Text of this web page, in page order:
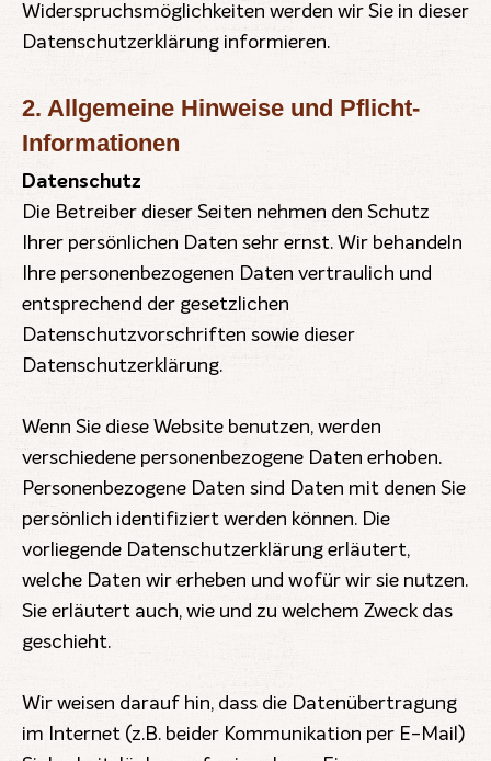
Widerspruchsmöglichkeiten werden wir Sie in dieser
Datenschutzerklärung informieren.
2. Allgemeine Hinweise und Pflicht-
Informationen
Datenschutz
Die Betreiber dieser Seiten nehmen den Schutz
Ihrer persönlichen Daten sehr ernst. Wir behandeln
Ihre personenbezogenen Daten vertraulich und
entsprechend der gesetzlichen
Datenschutzvorschriften sowie dieser
Datenschutzerklärung.
Wenn Sie diese Website benutzen, werden
verschiedene personenbezogene Daten erhoben.
Personenbezogene Daten sind Daten mit denen Sie
persönlich identifiziert werden können. Die
vorliegende Datenschutzerklärung erläutert,
welche Daten wir erheben und wofür wir sie nutzen.
Sie erläutert auch, wie und zu welchem Zweck das
geschieht.
Wir weisen darauf hin, dass die Datenübertragung
im Internet (z.B. beider Kommunikation per E-Mail)